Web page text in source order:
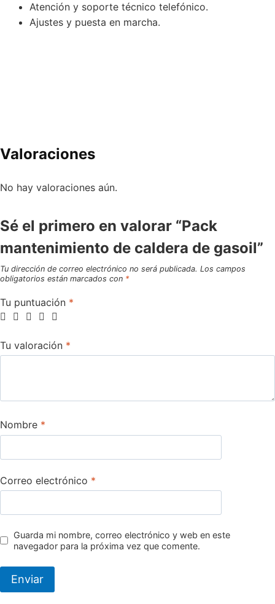
Atención y soporte técnico telefónico.
Ajustes y puesta en marcha.
Valoraciones
No hay valoraciones aún.
Sé el primero en valorar “Pack
mantenimiento de caldera de gasoil”
Tu dirección de correo electrónico no será publicada. Los campos
obligatorios están marcados con *
Tu puntuación *
Tu valoración *
Nombre *
Correo electrónico *
Guarda mi nombre, correo electrónico y web en este
navegador para la próxima vez que comente.